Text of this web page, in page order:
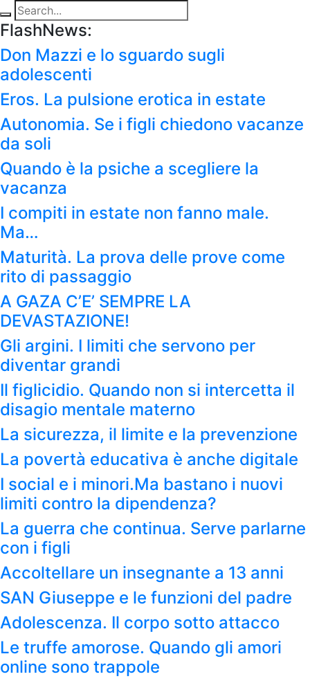
FlashNews:
Don Mazzi e lo sguardo sugli
adolescenti
Eros. La pulsione erotica in estate
Autonomia. Se i figli chiedono vacanze
da soli
Quando è la psiche a scegliere la
vacanza
I compiti in estate non fanno male.
Ma…
Maturità. La prova delle prove come
rito di passaggio
A GAZA C’E’ SEMPRE LA
DEVASTAZIONE!
Gli argini. I limiti che servono per
diventar grandi
Il figlicidio. Quando non si intercetta il
disagio mentale materno
La sicurezza, il limite e la prevenzione
La povertà educativa è anche digitale
I social e i minori.Ma bastano i nuovi
limiti contro la dipendenza?
La guerra che continua. Serve parlarne
con i figli
Accoltellare un insegnante a 13 anni
SAN Giuseppe e le funzioni del padre
Adolescenza. Il corpo sotto attacco
Le truffe amorose. Quando gli amori
online sono trappole